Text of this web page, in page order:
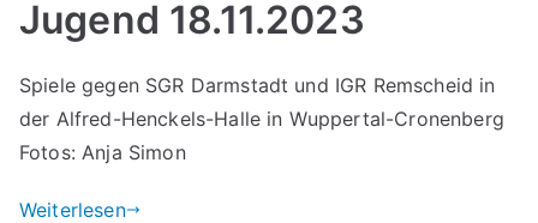
Jugend 18.11.2023
Spiele gegen SGR Darmstadt und IGR Remscheid in
der Alfred-Henckels-Halle in Wuppertal-Cronenberg
Fotos: Anja Simon
Weiterlesen